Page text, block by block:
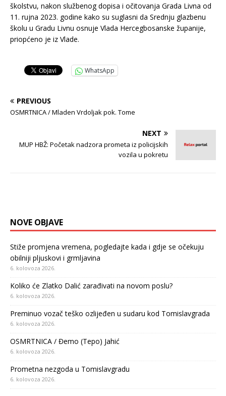
školstvu, nakon službenog dopisa i očitovanja Grada Livna od
11. rujna 2023. godine kako su suglasni da Srednju glazbenu
školu u Gradu Livnu osnuje Vlada Hercegbosanske županije,
priopćeno je iz Vlade.
WhatsApp
PREVIOUS
OSMRTNICA / Mladen Vrdoljak pok. Tome
NEXT
MUP HBŽ: Početak nadzora prometa iz policijskih
vozila u pokretu
NOVE OBJAVE
Stiže promjena vremena, pogledajte kada i gdje se očekuju
obilniji pljuskovi i grmljavina
6. kolovoza 2026.
Koliko će Zlatko Dalić zarađivati na novom poslu?
6. kolovoza 2026.
Preminuo vozač teško ozlijeđen u sudaru kod Tomislavgrada
6. kolovoza 2026.
OSMRTNICA / Đemo (Tepo) Jahić
6. kolovoza 2026.
Prometna nezgoda u Tomislavgradu
6. kolovoza 2026.